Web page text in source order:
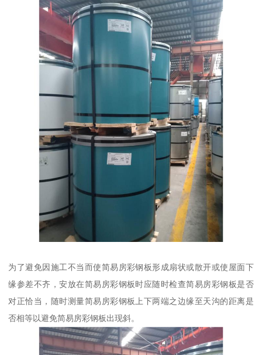
为了避免因施工不当而使简易房彩钢板形成扇状或散开或使屋面下
缘参差不齐，安放在简易房彩钢板时应随时检查简易房彩钢板是否
对正恰当，随时测量简易房彩钢板上下两端之边缘至天沟的距离是
否相等以避免简易房彩钢板出现斜。